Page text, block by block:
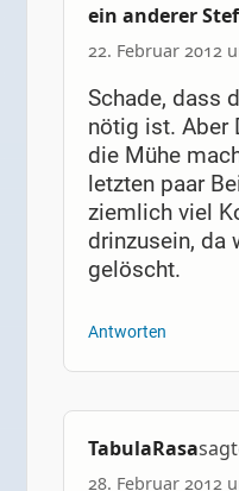
ein anderer
22. Februar 2012
Schade, dass
nötig ist. Aber
die Mühe
letzten paar
ziemlich viel
drinzusein, da
gelöscht.
Antworten
TabulaRasa
28. Februar 2012